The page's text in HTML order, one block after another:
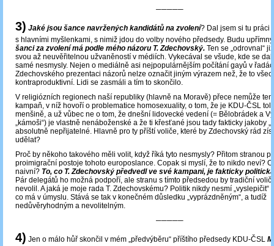
─────
3) Jaké jsou šance navržených kandidátů na zvolení? Dal jsem si tu práci
s hlavními myšlenkami, s nimiž jdou do volby nového předsedy. Budu
šanci za zvolení má podle mého názoru T. Zdechovský. Ten se „odrovnal“
svou až neuvěřitelnou užvaněností v médiích. Vykecával se všude, kde se
samé nesmysly. Nejen o mediálně asi nejpopulárnějším počítání gayů v
Zdechovského prezentaci názorů nelze označit jiným výrazem než, že to
kontraproduktivní. Lidi se zasmáli a tím to skončilo.
V religiózních regionech naší republiky (hlavně na Moravě) přece nemůže
kampaň, v níž hovoří o problematice homosexuality, o tom, že je KDU-ČSL
menšině, a už vůbec ne o tom, že dnešní lidovecké vedení (= Bělobrádek a
„kámoši“) je vlastně nenáboženské a že ti křesťané jsou tady fakticky jakoby
absolutně nepřijatelné. Hlavně pro ty příští voliče, které by Zdechovský rád
udělat?
Proč by někoho takového měli volit, když říká tyto nesmysly? Přitom stranou
proimigrační postoje tohoto europoslance. Copak si myslí, že to nikdo neví?
naivní? To, co T. Zdechovský předvedl ve své kampani, je fakticky
Pár delegátů ho možná podpoří, ale stranu s tímto předsedou by tradiční
nevolil. A jaká je moje rada T. Zdechovskému? Politik nikdy nesmí „vyslepičit“
co má v úmyslu. Stává se tak v konečném důsledku „vyprázdněným“, a tudíž
nedůvěryhodným a nevolitelným.
─────
4) Jen o málo hůř skončil v mém „předvýběru“ příštího předsedy KDU-ČSL